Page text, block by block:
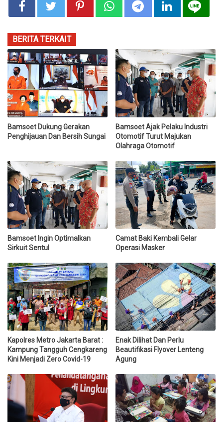
BERITA TERKAIT
Bamsoet Dukung Gerakan
Penghijauan Dan Bersih Sungai
Bamsoet Ajak Pelaku Industri
Otomotif Turut Majukan
Olahraga Otomotif
Bamsoet Ingin Optimalkan
Sirkuit Sentul
Camat Baki Kembali Gelar
Operasi Masker
Kapolres Metro Jakarta Barat :
Kampung Tangguh Cengkareng
Kini Menjadi Zero Covid-19
Enak Dilihat Dan Perlu
Beautifikasi Flyover Lenteng
Agung